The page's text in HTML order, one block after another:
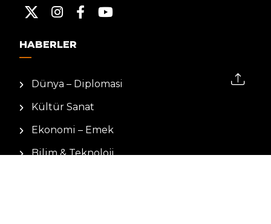
HABERLER
Dünya – Diplomasi
Kültür Sanat
Ekonomi – Emek
Bilim & Teknoloji